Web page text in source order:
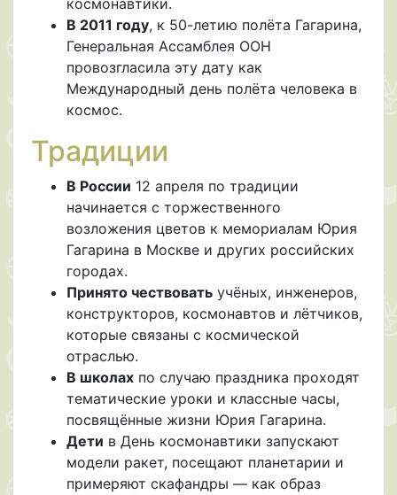
космонавтики.
В 2011 году, к 50-летию полёта Гагарина,
Генеральная Ассамблея ООН
провозгласила эту дату как
Международный день полёта человека в
космос.
Традиции
В России 12 апреля по традиции
начинается с торжественного
возложения цветов к мемориалам Юрия
Гагарина в Москве и других российских
городах.
Принято чествовать учёных, инженеров,
конструкторов, космонавтов и лётчиков,
которые связаны с космической
отраслью.
В школах по случаю праздника проходят
тематические уроки и классные часы,
посвящённые жизни Юрия Гагарина.
Дети в День космонавтики запускают
модели ракет, посещают планетарии и
примеряют скафандры — как образ